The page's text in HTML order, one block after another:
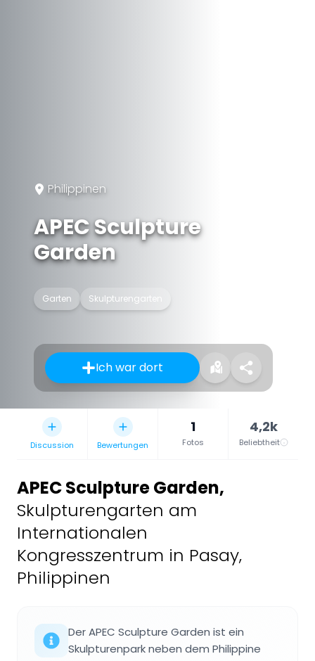
Philippinen
APEC Sculpture
Garden
Garten Skulpturengarten
Ich war dort
Discussion Bewertungen
1
Fotos
4,2k
Beliebtheit
APEC Sculpture Garden,
Skulpturengarten am
Internationalen
Kongresszentrum in Pasay,
Philippinen
Der APEC Sculpture Garden ist ein
Skulpturenpark neben dem Philippine